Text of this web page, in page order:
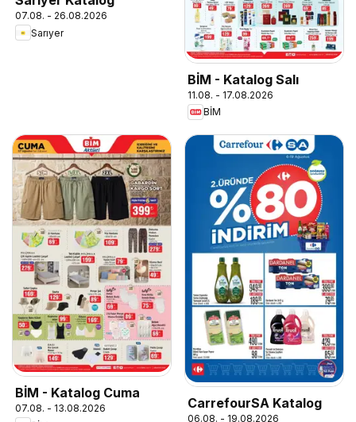
07.08. - 26.08.2026
Sarıyer
BİM - Katalog Salı
11.08. - 17.08.2026
BİM
BİM - Katalog Cuma
07.08. - 13.08.2026
CarrefourSA Katalog
06.08. - 19.08.2026